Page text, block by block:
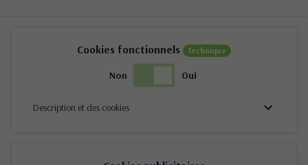
Cookies fonctionnels Technique
Non Oui
Description et des cookies